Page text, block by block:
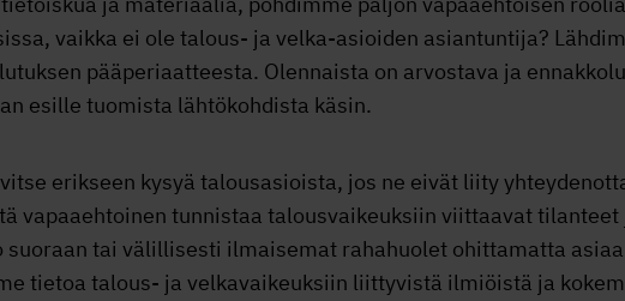
vaikka ei ole talous- ja velka-asioiden asiantuntija?
pääperiaatteesta. Olennaista on arvostava ja
esille tuomista lähtökohdista käsin.
erikseen kysyä talousasioista, jos ne eivät liity
vapaaehtoinen tunnistaa talousvaikeuksiin viittaavat tilanteet
suoraan tai välillisesti ilmaisemat rahahuolet ohittamatta
tietoa talous- ja velkavaikeuksiin liittyvistä ilmiöistä ja